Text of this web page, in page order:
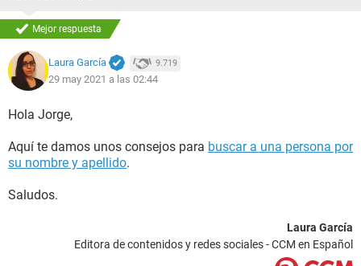
Mejor respuesta
Laura García 9.719
29 may 2021 a las 02:44
Hola Jorge,
Aquí te damos unos consejos para buscar a una persona por
su nombre y apellido.
Saludos.
Laura García
Editora de contenidos y redes sociales - CCM en Español